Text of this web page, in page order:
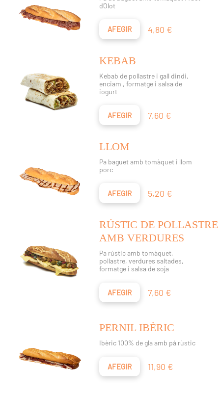
d´Olot
AFEGIR Preu
4,80 €
KEBAB
Kebab de pollastre i gall dindi,
enciam , formatge i salsa de
iogurt
AFEGIR Preu
7,60 €
LLOM
Pa baguet amb tomàquet i llom
porc
AFEGIR Preu
5,20 €
RÚSTIC DE POLLASTRE
AMB VERDURES
Pa rústic amb tomàquet,
pollastre, verdures saltades,
formatge i salsa de soja
AFEGIR Preu
7,60 €
PERNIL IBÈRIC
Ibèric 100% de gla amb pà rùstic
AFEGIR Preu
11,90 €